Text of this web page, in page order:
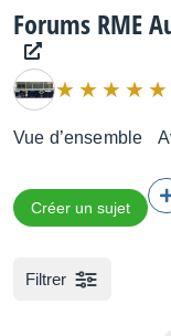
Forums RME
Vue d’ensemble
Créer un sujet
Filtrer